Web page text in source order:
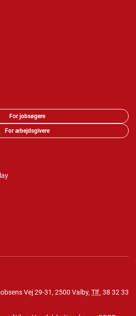
For jobsøgere
For arbejdsgivere
Vej 29-31, 2500 Valby, Tlf. 38 32 33